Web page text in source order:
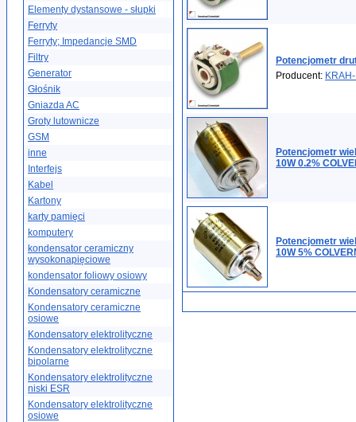
Elementy dystansowe - słupki
Ferryty
Ferryty; Impedancje SMD
Filtry
Generator
Głośnik
Gniazda AC
Groty lutownicze
GSM
inne
Interfejs
Kabel
Kartony
karty pamięci
komputery
kondensator ceramiczny
wysokonapięciowe
kondensator foliowy osiowy
Kondensatory ceramiczne
Kondensatory ceramiczne
osiowe
Kondensatory elektrolityczne
Kondensatory elektrolityczne
bipolarne
Kondensatory elektrolityczne
niski ESR
Kondensatory elektrolityczne
osiowe
Potencjometr
Producent:
Potencjometr
10W 0.2%
Potencjometr
10W 5%